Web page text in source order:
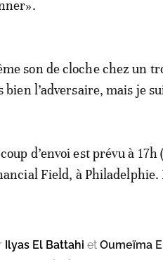
son de cloche chez un
bien l’adversaire, mais je
d’envoi est prévu à
Field, à
Ilyas El Battahi et Oumeïma